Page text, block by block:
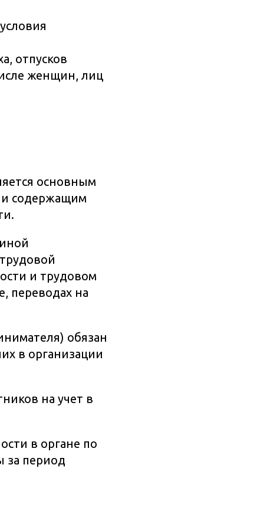
отпусков
женщин, лиц
основным
содержащим
и трудовом
переводах на
обязан
в организации
на учет в
в органе по
за период